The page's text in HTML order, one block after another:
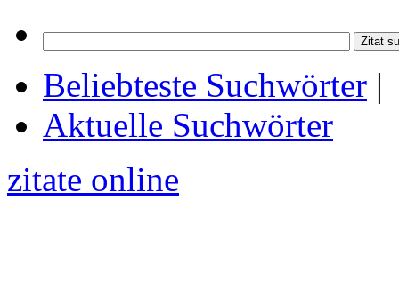
Beliebteste Suchwörter |
Aktuelle Suchwörter
zitate online